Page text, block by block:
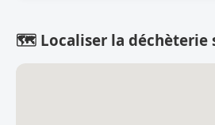
🗺️ Localiser la déchèterie